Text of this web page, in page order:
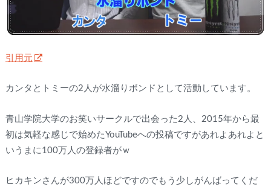
引用元
カンタとトミーの2人が水溜りボンドとして活動しています。
青山学院大学のお笑いサークルで出会った2人、2015年から最
初は気軽な感じで始めたYouTubeへの投稿ですがあれよあれよと
いうまに100万人の登録者がｗ
ヒカキンさんが300万人ほどですのでもう少しがんばってくだ